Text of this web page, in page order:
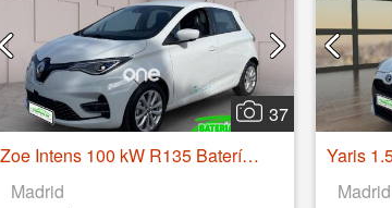
37
Zoe Intens 100 kW R135 Batería 50kWh
Madrid
Yaris
Madrid